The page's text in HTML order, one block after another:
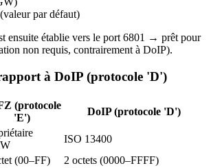
(valeur par défaut)
ensuite établie vers le port 6801 → prêt pour
non requis, contrairement à DoIP).
à DoIP (protocole 'D')
(protocole
'E')
DoIP (protocole 'D')
ISO 13400
(00–FF)
2 octets (0000–FFFF)